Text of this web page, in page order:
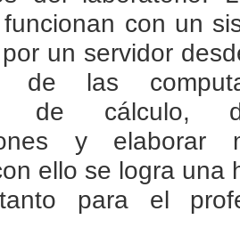
con un
un servidor
de las
de cálculo,
y elaborar
ello se logra una
para el